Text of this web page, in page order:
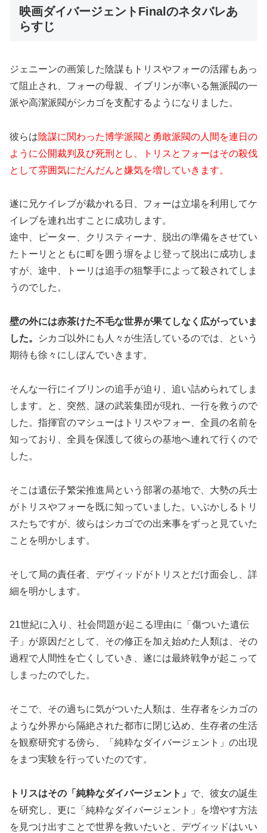
映画ダイバージェントFinalのネタバレあ
らすじ
ジェニーンの画策した陰謀もトリスやフォーの活躍もあっ
て阻止され、フォーの母親、イブリンが率いる無派閥の一
派や高潔派閥がシカゴを支配するようになりました。
彼らは陰謀に関わった博学派閥と勇敢派閥の人間を連日の
ように公開裁判及び死刑とし、トリスとフォーはその殺伐
として雰囲気にだんだんと嫌気を増していきます。
遂に兄ケイレブが裁かれる日、フォーは立場を利用してケ
イレブを連れ出すことに成功します。
途中、ピーター、クリスティーナ、脱出の準備をさせてい
たトーリとともに町を囲う塀をよじ登って脱出に成功しま
すが、途中、トーリは追手の狙撃手によって殺されてしま
うのでした。
壁の外には赤茶けた不毛な世界が果てしなく広がっていま
した。
シカゴ以外にも人々が生活しているのでは、という
期待も徐々にしぼんでいきます。
そんな一行にイブリンの追手が迫り、追い詰められてしま
します。と、突然、謎の武装集団が現れ、一行を救うので
した。指揮官のマシューはトリスやフォー、全員の名前を
知っており、全員を保護して彼らの基地へ連れて行くので
した。
そこは遺伝子繁栄推進局という部署の基地で、大勢の兵士
がトリスやフォーを既に知っていました。いぶかしるトリ
スたちですが、彼らはシカゴでの出来事をずっと見ていた
ことを明かします。
そして局の責任者、デヴィッドがトリスとだけ面会し、詳
細を明かします。
21世紀に入り、社会問題が起こる理由に「傷ついた遺伝
子」が原因だとして、その修正を加え始めた人類は、その
過程で人間性を亡くしていき、遂には最終戦争が起こって
しまったのでした。
そこで、その過ちに気がついた人類は、生存者をシカゴの
ような外界から隔絶された都市に閉じ込め、生存者の生活
を観察研究する傍ら、「純粋なダイバージェント」の出現
をまつ実験を行っていたのです。
トリスはその「純粋なダイバージェント」 で、彼女の誕生
を研究し、更に「純粋なダイバージェント」を増やす方法
を見つけ出すことで世界を救いたいと、デヴィッドはいい